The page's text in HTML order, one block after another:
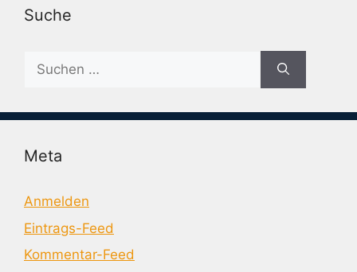
Suche
Suche
nach:
Meta
Anmelden
Eintrags-Feed
Kommentar-Feed